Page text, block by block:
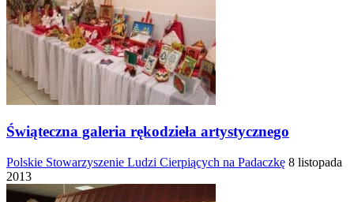
Świąteczna galeria rękodzieła artystycznego
Polskie Stowarzyszenie Ludzi Cierpiących na Padaczkę 8 listopada
2013